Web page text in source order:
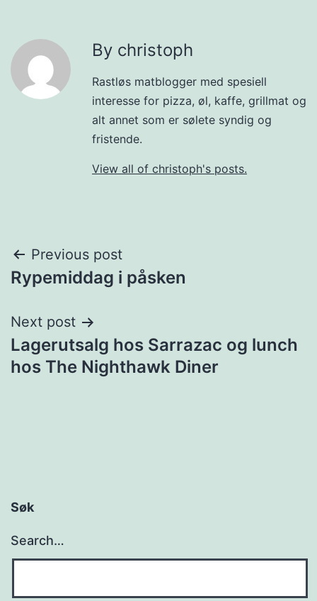
By christoph
Rastløs matblogger med spesiell
interesse for pizza, øl, kaffe, grillmat og
alt annet som er sølete syndig og
fristende.
View all of christoph's posts.
Post
navigation
Previous post
Rypemiddag i påsken
Next post
Lagerutsalg hos Sarrazac og lunch
hos The Nighthawk Diner
Søk
Search…